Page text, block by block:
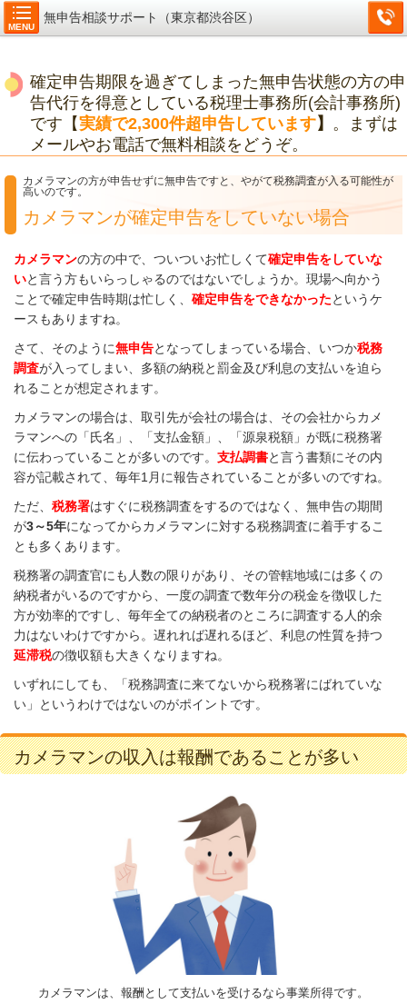
MENU
無申告相談サポート（東京都渋谷区）
確定申告期限を過ぎてしまった無申告状態の方の申
告代行を得意としている税理士事務所(会計事務所)
です【実績で2,300件超申告しています】 。まずは
メールやお電話で無料相談をどうぞ。
カメラマンの方が申告せずに無申告ですと、やがて税務調査が入る可能性が
高いのです。
カメラマンが確定申告をしていない場合
カメラマンの方の中で、ついついお忙しくて確定申告をしていな
いと言う方もいらっしゃるのではないでしょうか。現場へ向かう
ことで確定申告時期は忙しく、 確定申告をできなかったというケ
ースもありますね。
さて、そのように無申告となってしまっている場合、いつか税務
調査が入ってしまい、多額の納税と罰金及び利息の支払いを迫ら
れることが想定されます。
カメラマンの場合は、取引先が会社の場合は、その会社からカメ
ラマンへの「氏名」、「支払金額」、「源泉税額」が既に税務署
に伝わっていることが多いのです。 支払調書と言う書類にその内
容が記載されて、毎年1月に報告されていることが多いのですね。
ただ、 税務署はすぐに税務調査をするのではなく、無申告の期間
が3～5年になってからカメラマンに対する税務調査に着手するこ
とも多くあります。
税務署の調査官にも人数の限りがあり、その管轄地域には多くの
納税者がいるのですから、一度の調査で数年分の税金を徴収した
方が効率的ですし、毎年全ての納税者のところに調査する人的余
力はないわけですから。遅れれば遅れるほど、利息の性質を持つ
延滞税の徴収額も大きくなりますね。
いずれにしても、「税務調査に来てないから税務署にばれていな
い」というわけではないのがポイントです。
カメラマンの収入は報酬であることが多い
カメラマンは、報酬として支払いを受けるなら事業所得です。